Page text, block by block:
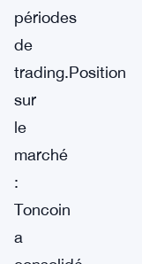
périodes
de
trading.Position
sur
le
marché
:
Toncoin
a